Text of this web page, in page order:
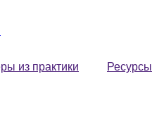
из практики Ресурсы